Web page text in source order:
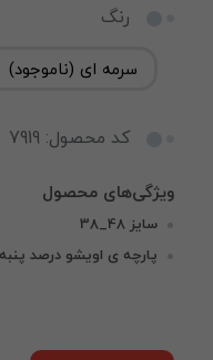
رنگ
کد محصول: 7919
سایز 48_38
پارچه ی اویشو درصد